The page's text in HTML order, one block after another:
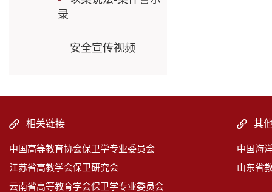
录
安全宣传视频
相关链接
中国高等教育协会保卫学专业委员会
江苏省高教学会保卫研究会
云南省高等教育学会保卫学专业委员会
其
中国海
山东省